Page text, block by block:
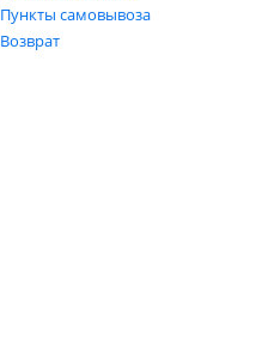
Пункты самовывоза
Возврат